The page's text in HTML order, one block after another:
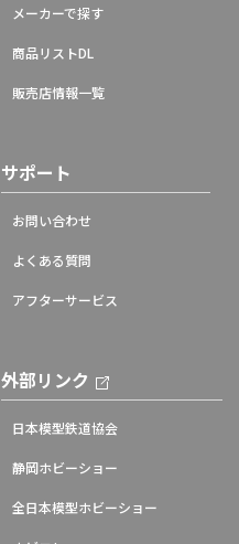
メーカーで探す
商品リストDL
販売店情報一覧
サポート
お問い合わせ
よくある質問
アフターサービス
外部リンク
日本模型鉄道協会
静岡ホビーショー
全日本模型ホビーショー